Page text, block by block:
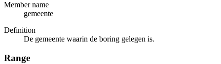
Member name
gemeente
Definition
De gemeente waarin de boring gelegen is.
Range